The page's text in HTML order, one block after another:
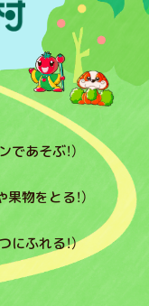
あそぶ！）
物をとる！）
にふれる！）